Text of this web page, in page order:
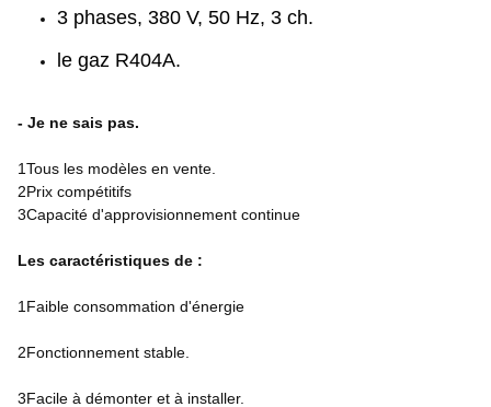
3 phases, 380 V, 50 Hz, 3 ch.
le gaz R404A.
- Je ne sais pas.
1Tous les modèles en vente.
2Prix compétitifs
3Capacité d'approvisionnement continue
Les caractéristiques de :
1Faible consommation d'énergie
2Fonctionnement stable.
3Facile à démonter et à installer.